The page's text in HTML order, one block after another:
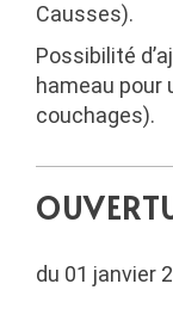
Causses).
Possibilité
hameau pour
couchages).
du 01 janvier